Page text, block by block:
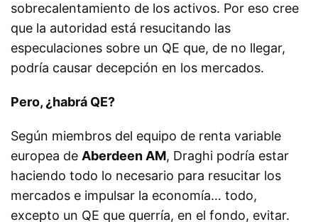
sobrecalentamiento de los activos. Por eso cree
que la autoridad está resucitando las
especulaciones sobre un QE que, de no llegar,
podría causar decepción en los mercados.
Pero, ¿habrá QE?
Según miembros del equipo de renta variable
europea de Aberdeen AM, Draghi podría estar
haciendo todo lo necesario para resucitar los
mercados e impulsar la economía… todo,
excepto un QE que querría, en el fondo, evitar.